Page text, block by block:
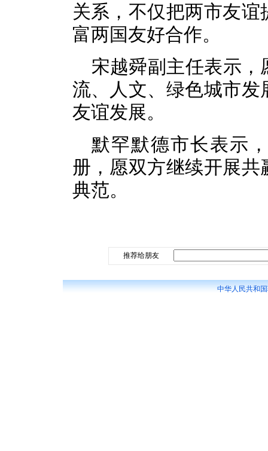
关系，不仅把两市友
富两国友好合作。
宋越舜副主任表示
流、人文、绿色城市
友谊发展。
默罕默德市长表示
册，愿双方继续开展
典范。
推荐给朋友
中华人民共和